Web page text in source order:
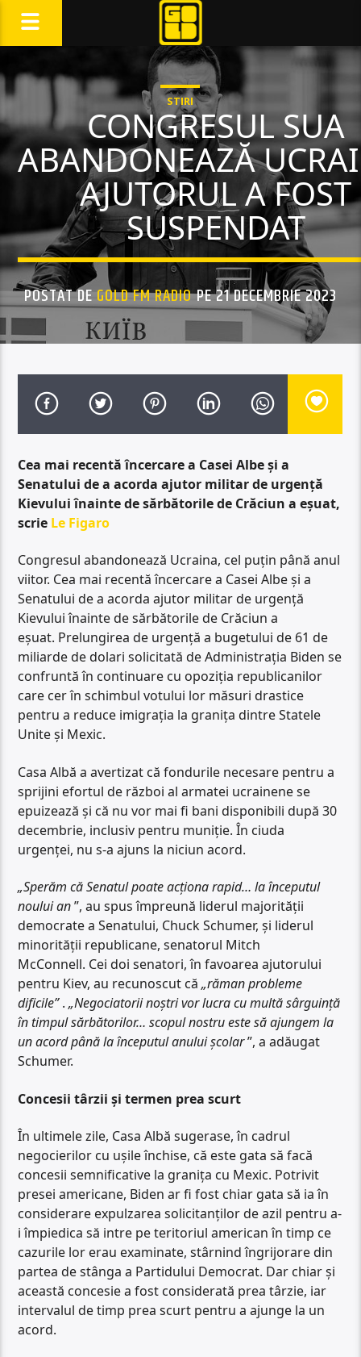
STIRI
CONGRESUL SUA
ABANDONEAZĂ
AJUTORUL A FOST
SUSPENDAT
POSTAT DE GOLD FM RADIOPE 21 DECEMBRIE 2023
Cea mai recentă încercare a Casei Albe și a
Senatului de a acorda ajutor militar de urgență
Kievului înainte de sărbătorile de Crăciun a eșuat,
scrie Le Figaro
Congresul abandonează Ucraina, cel puțin până anul
viitor. Cea mai recentă încercare a Casei Albe și a
Senatului de a acorda ajutor militar de urgență
Kievului înainte de sărbătorile de Crăciun a
eșuat. Prelungirea de urgență a bugetului de 61 de
miliarde de dolari solicitată de Administrația Biden se
confruntă în continuare cu opoziția republicanilor
care cer în schimbul votului lor măsuri drastice
pentru a reduce imigrația la granița dintre Statele
Unite și Mexic.
Casa Albă a avertizat că fondurile necesare pentru a
sprijini efortul de război al armatei ucrainene se
epuizează și că nu vor mai fi bani disponibili după 30
decembrie, inclusiv pentru muniție. În ciuda
urgenței, nu s-a ajuns la niciun acord.
„Sperăm că Senatul poate acționa rapid… la începutul
noului an”, au spus împreună liderul majorității
democrate a Senatului, Chuck Schumer, și liderul
minorității republicane, senatorul Mitch
McConnell. Cei doi senatori, în favoarea ajutorului
pentru Kiev, au recunoscut că„răman probleme
dificile”.„Negociatorii noștri vor lucra cu multă sârguință
în timpul sărbătorilor… scopul nostru este să ajungem la
un acord până la începutul anului școlar”, a adăugat
Schumer.
Concesii târzii și termen prea scurt
În ultimele zile, Casa Albă sugerase, în cadrul
negocierilor cu ușile închise, că este gata să facă
concesii semnificative la granița cu Mexic. Potrivit
presei americane, Biden ar fi fost chiar gata să ia în
considerare expulzarea solicitanților de azil pentru a-
i împiedica să intre pe teritoriul american în timp ce
cazurile lor erau examinate, stârnind îngrijorare din
partea de stânga a Partidului Democrat. Dar chiar și
această concesie a fost considerată prea târzie, iar
intervalul de timp prea scurt pentru a ajunge la un
acord.